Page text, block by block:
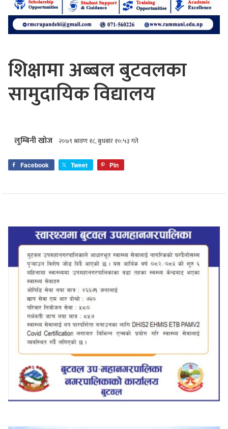
शिक्षामा अब्बल बुटवलका
सामुदायिक विद्यालय
लुम्बिनी खोज २०७९ श्रावण १८, बुधबार १०:५३ गते
Facebook Tweet Pin